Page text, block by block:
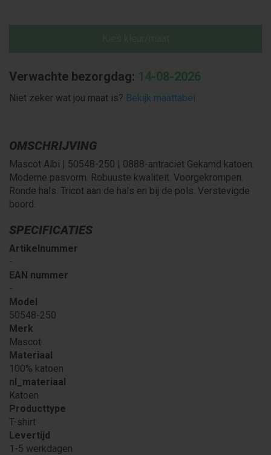
Verwachte bezorgdag: 14-08-2026
Niet zeker wat jou maat is? Bekijk maattabel
OMSCHRIJVING
Mascot Albi | 50548-250 | 0888-antraciet Gekamd katoen.
Moderne pasvorm. Robuuste kwaliteit. Voorgekrompen.
Ronde hals. Tricot aan de hals en bij de pols. Verstevigde
boord.
SPECIFICATIES
Artikelnummer
-
EAN nummer
-
Model
50548-250
Merk
Mascot
Materiaal
100% katoen
nl_materiaal
Katoen
Producttype
T-shirt
Levertijd
1-5 werkdagen